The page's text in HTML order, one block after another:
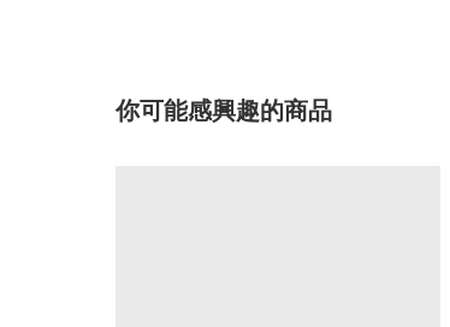
你可能感興趣的商品